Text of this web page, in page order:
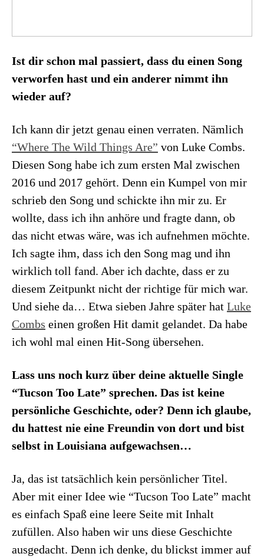
Ist dir schon mal passiert, dass du einen Song
verworfen hast und ein anderer nimmt ihn
wieder auf?
Ich kann dir jetzt genau einen verraten. Nämlich
“Where The Wild Things Are” von Luke Combs.
Diesen Song habe ich zum ersten Mal zwischen
2016 und 2017 gehört. Denn ein Kumpel von mir
schrieb den Song und schickte ihn mir zu. Er
wollte, dass ich ihn anhöre und fragte dann, ob
das nicht etwas wäre, was ich aufnehmen möchte.
Ich sagte ihm, dass ich den Song mag und ihn
wirklich toll fand. Aber ich dachte, dass er zu
diesem Zeitpunkt nicht der richtige für mich war.
Und siehe da… Etwa sieben Jahre später hat Luke
Combs einen großen Hit damit gelandet. Da habe
ich wohl mal einen Hit-Song übersehen.
Lass uns noch kurz über deine aktuelle Single
“Tucson Too Late” sprechen. Das ist keine
persönliche Geschichte, oder? Denn ich glaube,
du hattest nie eine Freundin von dort und bist
selbst in Louisiana aufgewachsen…
Ja, das ist tatsächlich kein persönlicher Titel.
Aber mit einer Idee wie “Tucson Too Late” macht
es einfach Spaß eine leere Seite mit Inhalt
zufüllen. Also haben wir uns diese Geschichte
ausgedacht. Denn ich denke, du blickst immer auf